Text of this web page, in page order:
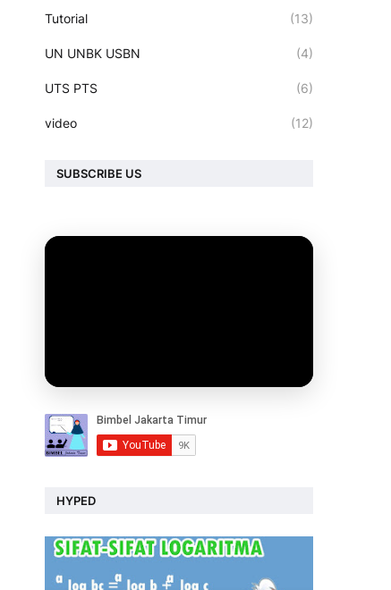
Tutorial (13)
UN UNBK USBN (4)
UTS PTS (6)
video (12)
SUBSCRIBE US
HYPED